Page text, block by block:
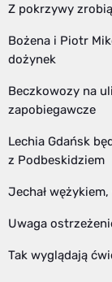
Z pokrzywy
Bożena i Piotr
dożynek
Beczkowozy na
zapobiegawcze
Lechia Gdańsk
z Podbeskidziem
Jechał
Uwaga
Tak wyglądają